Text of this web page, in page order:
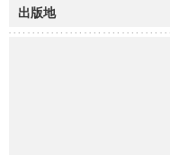
出版地